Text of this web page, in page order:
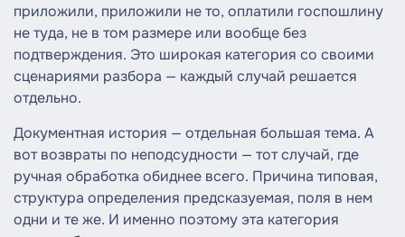
приложили, приложили не то, оплатили госпошлину
не туда, не в том размере или вообще без
подтверждения. Это широкая категория со своими
сценариями разбора — каждый случай решается
отдельно.
Документная история — отдельная большая тема. А
вот возвраты по неподсудности — тот случай, где
ручная обработка обиднее всего. Причина типовая,
структура определения предсказуемая, поля в нем
одни и те же. И именно поэтому эта категория